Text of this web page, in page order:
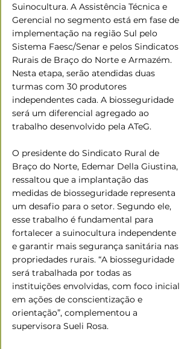
Suinocultura. A Assistência Técnica e
Gerencial no segmento está em fase de
implementação na região Sul pelo
Sistema Faesc/Senar e pelos Sindicatos
Rurais de Braço do Norte e Armazém.
Nesta etapa, serão atendidas duas
turmas com 30 produtores
independentes cada. A biosseguridade
será um diferencial agregado ao
trabalho desenvolvido pela ATeG.
O presidente do Sindicato Rural de
Braço do Norte, Edemar Della Giustina,
ressaltou que a implantação das
medidas de biosseguridade representa
um desafio para o setor. Segundo ele,
esse trabalho é fundamental para
fortalecer a suinocultura independente
e garantir mais segurança sanitária nas
propriedades rurais. “A biosseguridade
será trabalhada por todas as
instituições envolvidas, com foco inicial
em ações de conscientização e
orientação”, complementou a
supervisora Sueli Rosa.